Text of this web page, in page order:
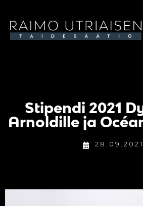
Stipendi 2021
Arnoldille ja
28.09.2021